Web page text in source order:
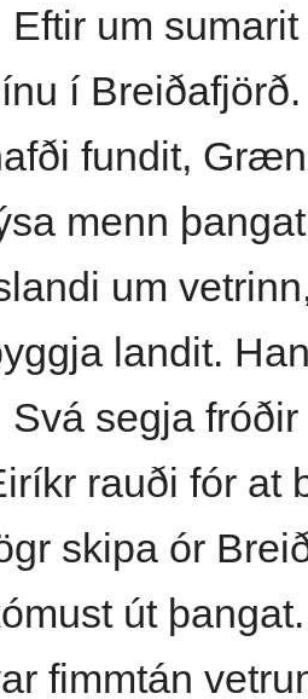
Eftir um sumarit
í
fundit,
menn
um
landit.
Svá segja fróðir
rauði fór at
skipa ór
út
fimmtán